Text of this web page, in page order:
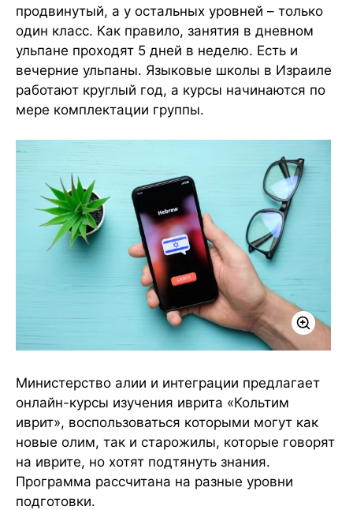
продвинутый, а у остальных уровней – только
один класс. Как правило, занятия в дневном
ульпане проходят 5 дней в неделю. Есть и
вечерние ульпаны. Языковые школы в Израиле
работают круглый год, а курсы начинаются по
мере комплектации группы.
Министерство алии и интеграции предлагает
онлайн-курсы изучения иврита «Кольтим
иврит», воспользоваться которыми могут как
новые олим, так и старожилы, которые говорят
на иврите, но хотят подтянуть знания.
Программа рассчитана на разные уровни
подготовки.